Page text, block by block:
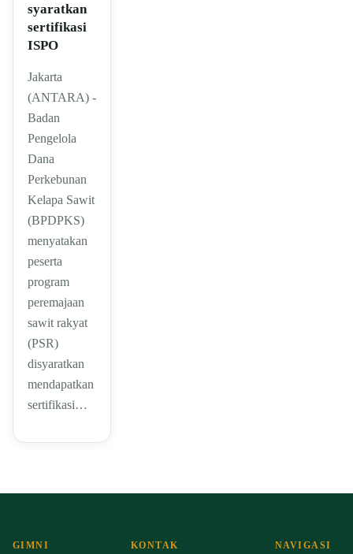
syaratkan
sertifikasi
ISPO
Jakarta
(ANTARA) -
Badan
Pengelola
Dana
Perkebunan
Kelapa Sawit
(BPDPKS)
menyatakan
peserta
program
peremajaan
sawit rakyat
(PSR)
disyaratkan
mendapatkan
sertifikasi…
GIMNI KONTAK NAVIGASI